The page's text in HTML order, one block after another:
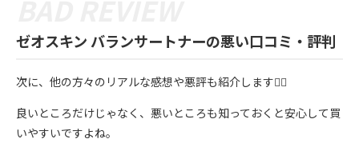
ゼオスキン バランサートナーの悪い口コミ・評判
次に、他の方々のリアルな感想や悪評も紹介します💁‍♀️
良いところだけじゃなく、悪いところも知っておくと安心して買
いやすいですよね。